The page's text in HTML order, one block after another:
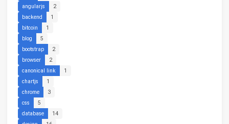
angularjs
2
backend
1
bitcoin
1
blog
5
bootstrap
2
browser
2
canonical link
1
chartjs
1
chrome
3
css
5
database
14